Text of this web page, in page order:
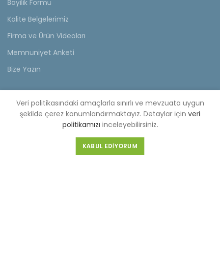
Bayilik Formu
Kalite Belgelerimiz
Firma ve Ürün Videoları
Memnuniyet Anketi
Bize Yazın
KVKK
KVKK Aydınlatma Metni
Müşteri Aydınlatma Metni
Tedarikçi Aydınlatma Metni
Veri politikasındaki amaçlarla sınırlı ve mevzuata uygun
şekilde çerez konumlandırmaktayız. Detaylar için veri
politikamızı inceleyebilirsiniz.
KABUL EDIYORUM